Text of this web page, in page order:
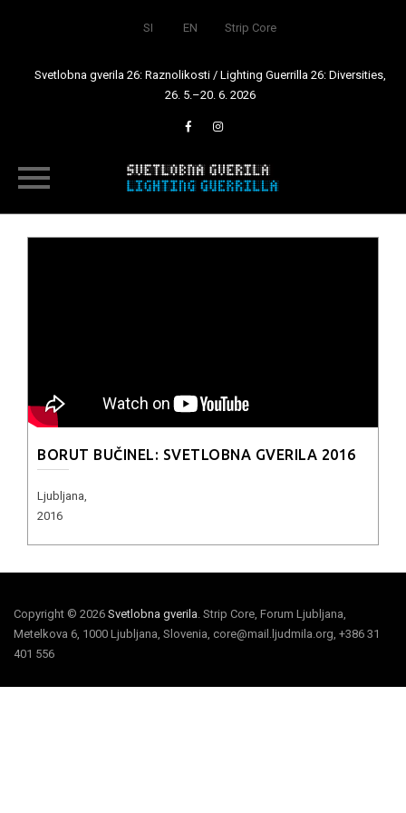
SI EN Strip Core
Svetlobna gverila 26: Raznolikosti / Lighting Guerrilla 26: Diversities,
26. 5.–20. 6. 2026
BORUT BUČINEL: SVETLOBNA GVERILA 2016
Ljubljana,
2016
Copyright © 2026 Svetlobna gverila. Strip Core, Forum Ljubljana,
Metelkova 6, 1000 Ljubljana, Slovenia, core@mail.ljudmila.org, +386 31
401 556